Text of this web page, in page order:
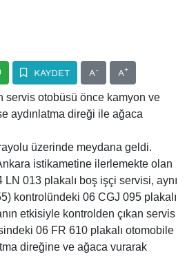
KAYDET A- A+
servis otobüsü önce kamyon ve
aydınlatma direği ile ağaca
üzerinde meydana geldi.
istikametine ilerlemekte olan
013 plakalı boş işçi servisi, aynı
kontrolündeki 06 CGJ 095 plakalı
etkisiyle kontrolden çıkan servis
06 FR 610 plakalı otomobile
direğine ve ağaca vurarak